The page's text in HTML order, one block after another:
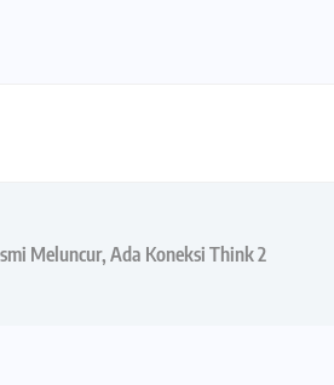
Meluncur, Ada Koneksi Think 2